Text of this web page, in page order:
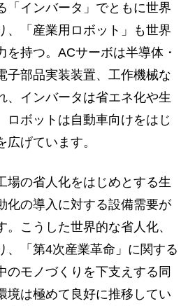
「インバータ」でともに世界
、「産業用ロボット」も世界
を持つ。ACサーボは半導体・
子部品実装装置、工作機械な
、インバータは省エネ化や生
ロボットは自動車向けをはじ
げています。
の省人化をはじめとする生
化の導入に対する設備需要が
。こうした世界的な省人化、
、「第4次産業革命」に関する
のモノづくりを下支えする同
境は極めて良好に推移してい